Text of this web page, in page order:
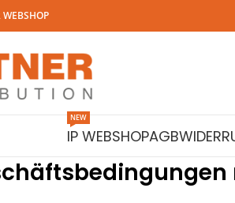
IP WEBSHOP
NEW
AGB